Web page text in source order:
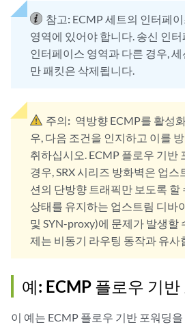
참고: ECMP 세트의 인터페
영역에 있어야 합니다. 송신 인
인터페이스 영역과 다른 경우,
만 패킷은 삭제됩니다.
주의: 역방향 ECMP를 활성
우, 다음 조건을 인지하고 이를
취하십시오. ECMP 플로우 기반
경우, SRX 시리즈 방화벽은 업스
션의 단방향 트래픽만 보도록 할
상태를 유지하는 업스트림 디바
및 SYN-proxy)에 문제가 발생할
제는 비동기 라우팅 동작과 유사
예: ECMP 플로우 기
이 예는 ECMP 플로우 기반 포워딩